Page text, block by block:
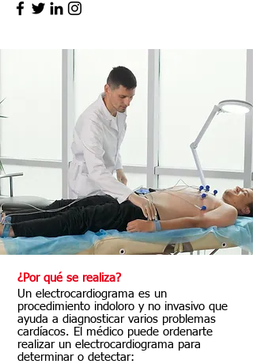
¿Por qué se realiza?
Un electrocardiograma es un
procedimiento indoloro y no invasivo que
ayuda a diagnosticar varios problemas
cardíacos. El médico puede ordenarte
realizar un electrocardiograma para
determinar o detectar: